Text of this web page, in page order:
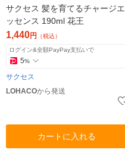
サクセス 髪を育てるチャージエ
ッセンス 190ml 花王
1,440円 （税込）
ログイン&全額PayPay支払いで
5%
サクセス
LOHACOから発送
カートに入れる